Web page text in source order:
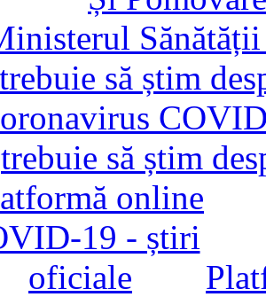
trebuie să știm